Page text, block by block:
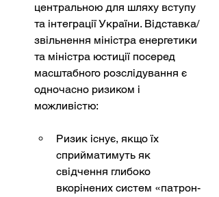
центральною для шляху вступу
та інтеграції України. Відставка/
звільнення міністра енергетики
та міністра юстиції посеред
масштабного розслідування є
одночасно ризиком і
можливістю:
Ризик існує, якщо їх
сприйматимуть як
свідчення глибоко
вкорінених систем «патрон-